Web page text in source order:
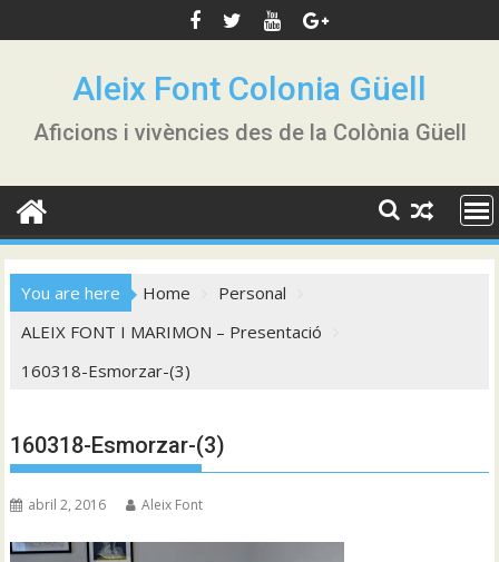
to
Aleix Font Colonia Güell
Aficions i vivències des de la Colònia Güell
You are here Home
Personal
ALEIX FONT I MARIMON – Presentació
160318-Esmorzar-(3)
160318-Esmorzar-(3)
abril 2, 2016 Aleix Font